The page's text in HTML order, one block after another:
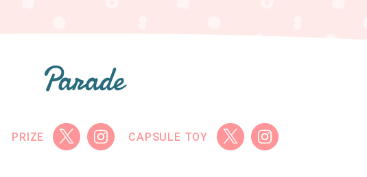
PRIZE CAPSULE TOY